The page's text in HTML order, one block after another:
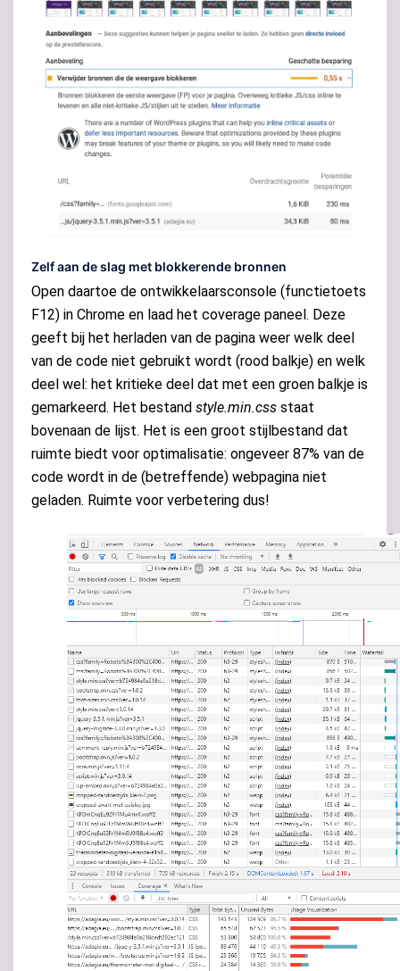
Zelf aan de slag met blokkerende bronnen
Open daartoe de ontwikkelaarsconsole (functietoets
F12) in Chrome en laad het coverage paneel. Deze
geeft bij het herladen van de pagina weer welk deel
van de code niet gebruikt wordt (rood balkje) en welk
deel wel: het kritieke deel dat met een groen balkje is
gemarkeerd. Het bestand style.min.css staat
bovenaan de lijst. Het is een groot stijlbestand dat
ruimte biedt voor optimalisatie: ongeveer 87% van de
code wordt in de (betreffende) webpagina niet
geladen. Ruimte voor verbetering dus!